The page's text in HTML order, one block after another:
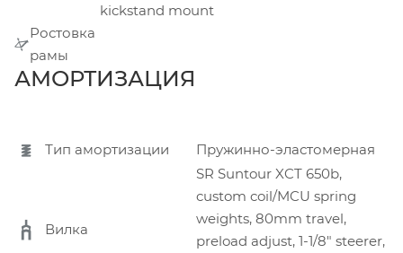
kickstand mount
Ростовка
рамы
АМОРТИЗАЦИЯ
Тип амортизации Пружинно-эластомерная
Вилка
SR Suntour XCT 650b,
custom coil/MCU spring
weights, 80mm travel,
preload adjust, 1-1/8" steerer,